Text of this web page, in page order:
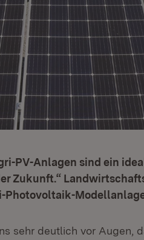
PV-Anlagen sind ein
Zukunft.“
Photovoltaik-
sehr deutlich vor Augen,